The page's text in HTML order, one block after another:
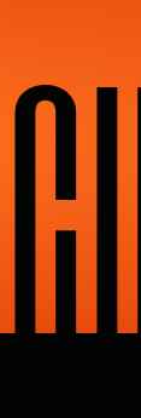
C